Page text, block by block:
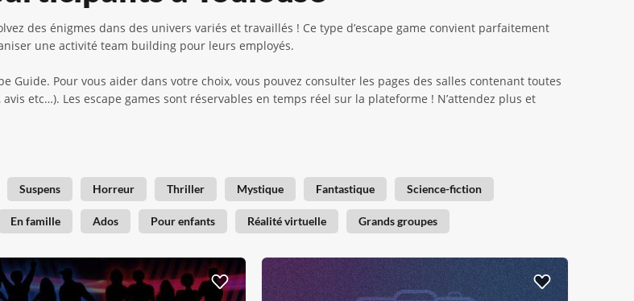
des énigmes dans des univers variés et travaillés ! Ce type d’escape game convient parfaitement
une activité team building pour leurs employés.
Guide. Pour vous aider dans votre choix, vous pouvez consulter les pages des salles contenant toutes
etc…). Les escape games sont réservables en temps réel sur la plateforme ! N’attendez plus et
Suspens Horreur Thriller Mystique Fantastique Science-fiction
En famille Ados Pour enfants Réalité virtuelle Grands groupes